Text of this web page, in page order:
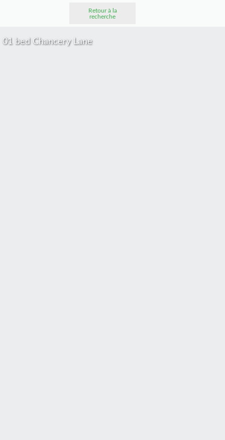
Retour à la
recherche
01 bed Chancery Lane